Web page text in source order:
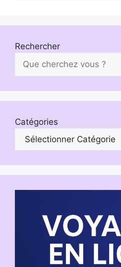
Rechercher
Catégories